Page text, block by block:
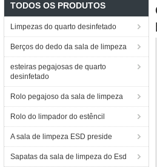
TODOS OS PRODUTOS
Limpezas do quarto desinfetado
Berços do dedo da sala de limpeza
esteiras pegajosas de quarto
desinfetado
Rolo pegajoso da sala de limpeza
Rolo do limpador do estêncil
A sala de limpeza ESD preside
Sapatas da sala de limpeza do Esd